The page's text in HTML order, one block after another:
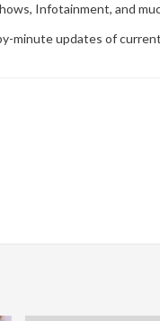
Infotainment, and
minute updates of